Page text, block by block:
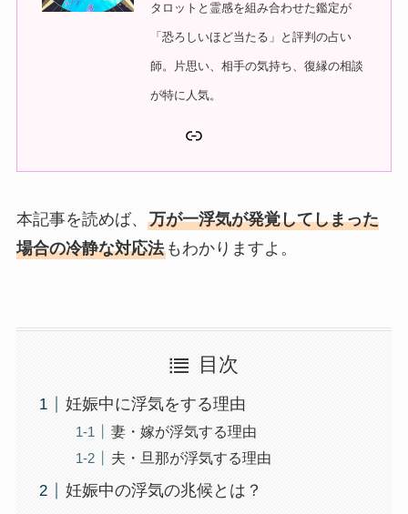
タロットと霊感を組み合わせた鑑定が
「恐ろしいほど当たる」と評判の占い
師。片思い、相手の気持ち、復縁の相談
が特に人気。
リンク
本記事を読めば、 万が一浮気が発覚してしまった
場合の冷静な対応法もわかりますよ。
目次
妊娠中に浮気をする理由
妻・嫁が浮気する理由
夫・旦那が浮気する理由
妊娠中の浮気の兆候とは？